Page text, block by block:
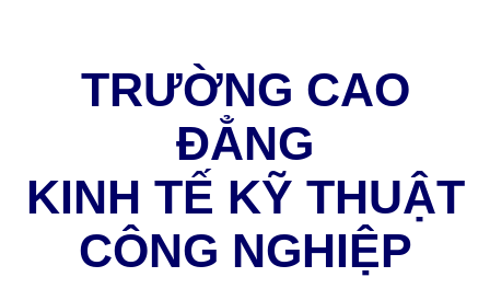
TRƯỜNG CAO
ĐẲNG
KINH TẾ KỸ THUẬT
CÔNG NGHIỆP